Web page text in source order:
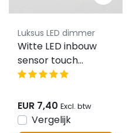
Luksus LED dimmer
Witte LED inbouw
sensor touch
dimmer voor enkel
STD004A
EUR 7,40 Excl. btw
Vergelijk